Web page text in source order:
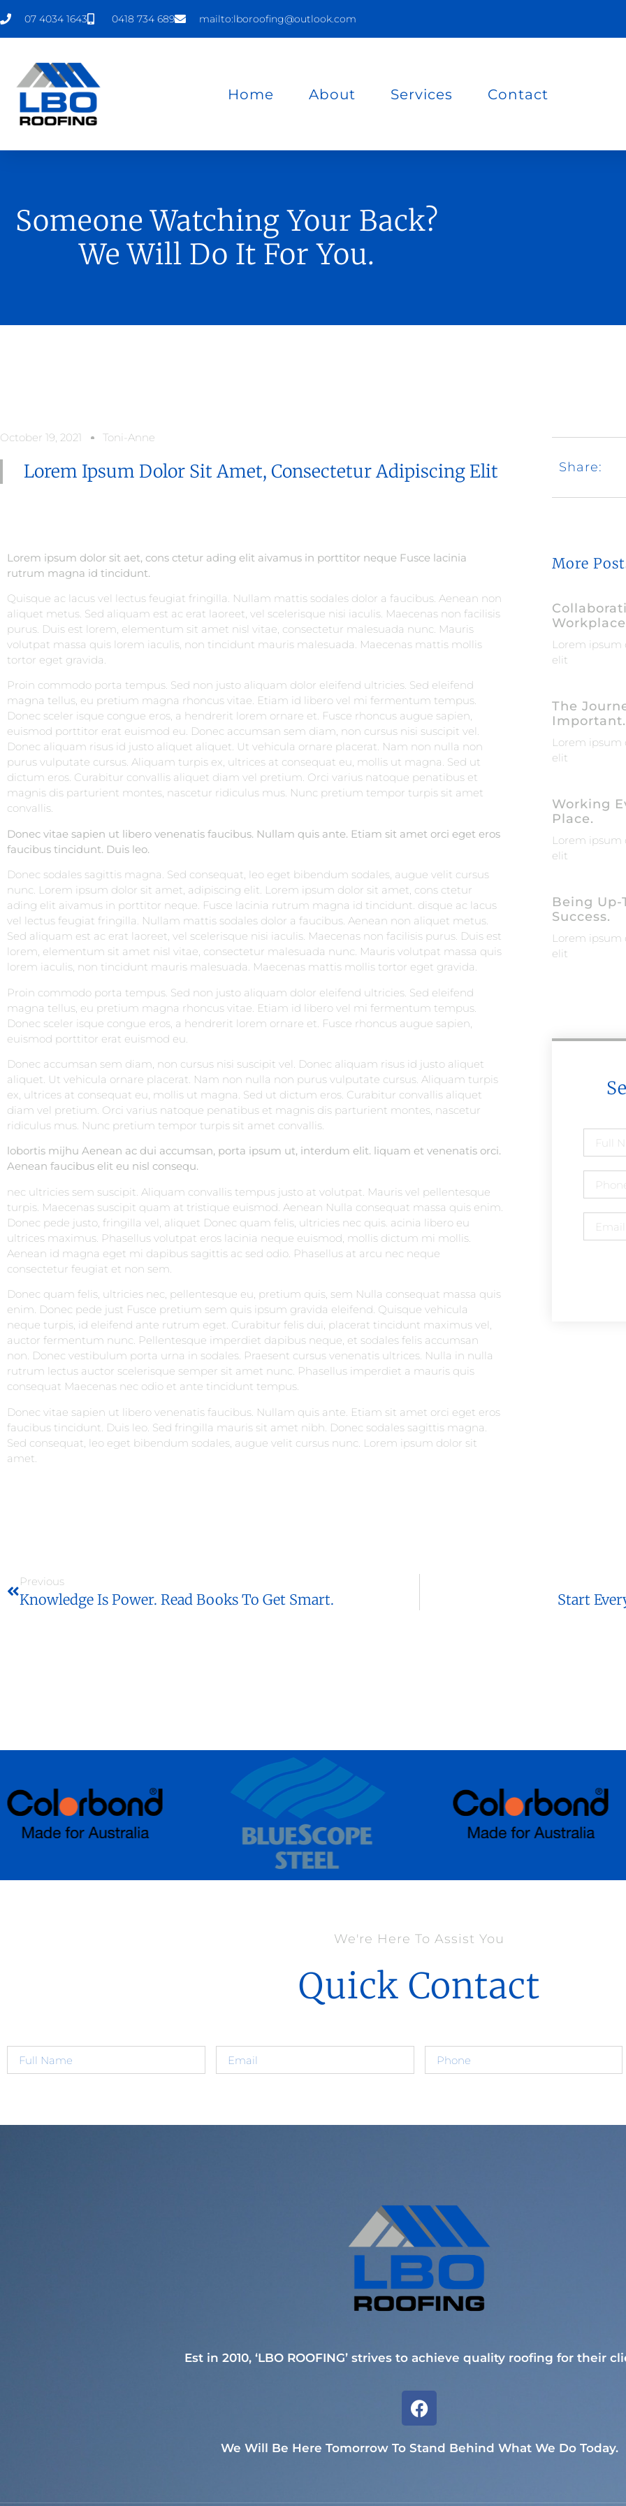
07 4034 1643 0418 734 689 mailto:lboroofing@outlook.com
Home About Services Contact
Someone Watching Your Back?
We Will Do It For You.
October 19, 2021 Toni-Anne
Lorem Ipsum Dolor Sit Amet, Consectetur Adipiscing Elit
Lorem ipsum dolor sit aet, cons ctetur ading elit aivamus in porttitor neque Fusce lacinia
rutrum magna id tincidunt.
Quisque ac lacus vel lectus feugiat fringilla. Nullam mattis sodales dolor a faucibus. Aenean non
aliquet metus. Sed aliquam est ac erat laoreet, vel scelerisque nisi iaculis. Maecenas non facilisis
purus. Duis est lorem, elementum sit amet nisl vitae, consectetur malesuada nunc. Mauris
volutpat massa quis lorem iaculis, non tincidunt mauris malesuada. Maecenas mattis mollis
tortor eget gravida.
Proin commodo porta tempus. Sed non justo aliquam dolor eleifend ultricies. Sed eleifend
magna tellus, eu pretium magna rhoncus vitae. Etiam id libero vel mi fermentum tempus.
Donec sceler isque congue eros, a hendrerit lorem ornare et. Fusce rhoncus augue sapien,
euismod porttitor erat euismod eu. Donec accumsan sem diam, non cursus nisi suscipit vel.
Donec aliquam risus id justo aliquet aliquet. Ut vehicula ornare placerat. Nam non nulla non
purus vulputate cursus. Aliquam turpis ex, ultrices at consequat eu, mollis ut magna. Sed ut
dictum eros. Curabitur convallis aliquet diam vel pretium. Orci varius natoque penatibus et
magnis dis parturient montes, nascetur ridiculus mus. Nunc pretium tempor turpis sit amet
convallis.
Donec vitae sapien ut libero venenatis faucibus. Nullam quis ante. Etiam sit amet orci eget eros
faucibus tincidunt. Duis leo.
Donec sodales sagittis magna. Sed consequat, leo eget bibendum sodales, augue velit cursus
nunc. Lorem ipsum dolor sit amet, adipiscing elit. Lorem ipsum dolor sit amet, cons ctetur
ading elit aivamus in porttitor neque. Fusce lacinia rutrum magna id tincidunt. disque ac lacus
vel lectus feugiat fringilla. Nullam mattis sodales dolor a faucibus. Aenean non aliquet metus.
Sed aliquam est ac erat laoreet, vel scelerisque nisi iaculis. Maecenas non facilisis purus. Duis est
lorem, elementum sit amet nisl vitae, consectetur malesuada nunc. Mauris volutpat massa quis
lorem iaculis, non tincidunt mauris malesuada. Maecenas mattis mollis tortor eget gravida.
Proin commodo porta tempus. Sed non justo aliquam dolor eleifend ultricies. Sed eleifend
magna tellus, eu pretium magna rhoncus vitae. Etiam id libero vel mi fermentum tempus.
Donec sceler isque congue eros, a hendrerit lorem ornare et. Fusce rhoncus augue sapien,
euismod porttitor erat euismod eu.
Donec accumsan sem diam, non cursus nisi suscipit vel. Donec aliquam risus id justo aliquet
aliquet. Ut vehicula ornare placerat. Nam non nulla non purus vulputate cursus. Aliquam turpis
ex, ultrices at consequat eu, mollis ut magna. Sed ut dictum eros. Curabitur convallis aliquet
diam vel pretium. Orci varius natoque penatibus et magnis dis parturient montes, nascetur
ridiculus mus. Nunc pretium tempor turpis sit amet convallis.
lobortis mijhu Aenean ac dui accumsan, porta ipsum ut, interdum elit. liquam et venenatis orci.
Aenean faucibus elit eu nisl consequ.
nec ultricies sem suscipit. Aliquam convallis tempus justo at volutpat. Mauris vel pellentesque
turpis. Maecenas suscipit quam at tristique euismod. Aenean Nulla consequat massa quis enim.
Donec pede justo, fringilla vel, aliquet Donec quam felis, ultricies nec quis. acinia libero eu
ultrices maximus. Phasellus volutpat eros lacinia neque euismod, mollis dictum mi mollis.
Aenean id magna eget mi dapibus sagittis ac sed odio. Phasellus at arcu nec neque
consectetur feugiat et non sem.
Donec quam felis, ultricies nec, pellentesque eu, pretium quis, sem Nulla consequat massa quis
enim. Donec pede just Fusce pretium sem quis ipsum gravida eleifend. Quisque vehicula
neque turpis, id eleifend ante rutrum eget. Curabitur felis dui, placerat tincidunt maximus vel,
auctor fermentum nunc. Pellentesque imperdiet dapibus neque, et sodales felis accumsan
non. Donec vestibulum porta urna in sodales. Praesent cursus venenatis ultrices. Nulla in nulla
rutrum lectus auctor scelerisque semper sit amet nunc. Phasellus imperdiet a mauris quis
consequat Maecenas nec odio et ante tincidunt tempus.
Donec vitae sapien ut libero venenatis faucibus. Nullam quis ante. Etiam sit amet orci eget eros
faucibus tincidunt. Duis leo. Sed fringilla mauris sit amet nibh. Donec sodales sagittis magna.
Sed consequat, leo eget bibendum sodales, augue velit cursus nunc. Lorem ipsum dolor sit
amet.
Share:
More
Workplace
Lorem ipsum
elit
The
Important.
Lorem ipsum
elit
Working
Place.
Lorem ipsum
elit
Being
Success.
Lorem ipsum
elit
Previous
Knowledge Is Power. Read Books To Get Smart. Start
We're Here To Assist You
Quick Contact
Est in 2010, ‘LBO ROOFING’ strives to achieve quality roofing for their
We Will Be Here Tomorrow To Stand Behind What We Do Today.